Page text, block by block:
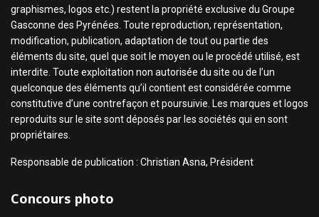
graphismes, logos etc.) restent la propriété exclusive du Groupe
Gasconne des Pyrénées. Toute reproduction, représentation,
modification, publication, adaptation de tout ou partie des
éléments du site, quel que soit le moyen ou le procédé utilisé, est
interdite. Toute exploitation non autorisée du site ou de l’un
quelconque des éléments qu’il contient est considérée comme
constitutive d’une contrefaçon et poursuivie. Les marques et logos
reproduits sur le site sont déposés par les sociétés qui en sont
propriétaires.
Responsable de publication : Christian Asna, Président
Concours photo